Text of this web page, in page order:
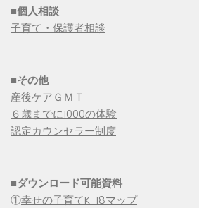
■個人相談
子育て・保護者相談
■その他
産後ケアＧＭＴ
６歳までに1000の体験
認定カウンセラー制度
■ダウンロード可能資料
①幸せの子育てK-18マップ